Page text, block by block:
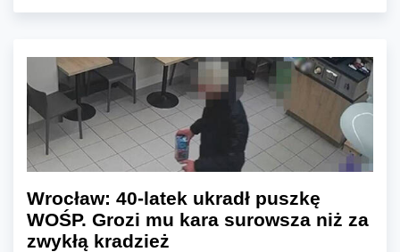
Wrocław: 40-latek ukradł puszkę
WOŚP. Grozi mu kara surowsza niż za
zwykłą kradzież